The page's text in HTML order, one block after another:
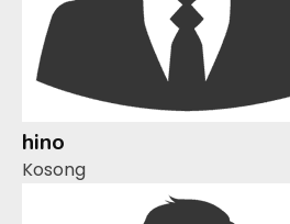
hino
Kosong